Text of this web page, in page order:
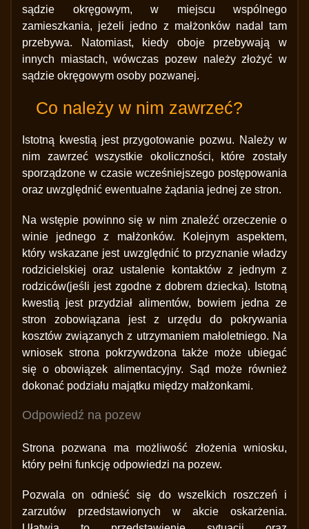
sądzie okręgowym, w miejscu wspólnego
zamieszkania, jeżeli jedno z małżonków nadal tam
przebywa. Natomiast, kiedy oboje przebywają w
innych miastach, wówczas pozew należy złożyć w
sądzie okręgowym osoby pozwanej.
Co należy w nim zawrzeć?
Istotną kwestią jest przygotowanie pozwu. Należy w
nim zawrzeć wszystkie okoliczności, które zostały
sporządzone w czasie wcześniejszego postępowania
oraz uwzględnić ewentualne żądania jednej ze stron.
Na wstępie powinno się w nim znaleźć orzeczenie o
winie jednego z małżonków. Kolejnym aspektem,
który wskazane jest uwzględnić to przyznanie władzy
rodzicielskiej oraz ustalenie kontaktów z jednym z
rodziców(jeśli jest zgodne z dobrem dziecka). Istotną
kwestią jest przydział alimentów, bowiem jedna ze
stron zobowiązana jest z urzędu do pokrywania
kosztów związanych z utrzymaniem małoletniego. Na
wniosek strona pokrzywdzona także może ubiegać
się o obowiązek alimentacyjny. Sąd może również
dokonać podziału majątku między małżonkami.
Odpowiedź na pozew
Strona pozwana ma możliwość złożenia wniosku,
który pełni funkcję odpowiedzi na pozew.
Pozwala on odnieść się do wszelkich roszczeń i
zarzutów przedstawionych w akcie oskarżenia.